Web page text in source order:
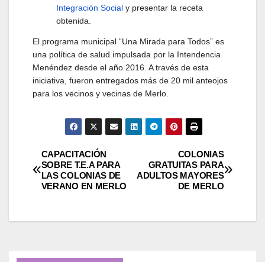
Integración Social y presentar la receta
obtenida.
El programa municipal “Una Mirada para Todos” es
una política de salud impulsada por la Intendencia
Menéndez desde el año 2016. A través de esta
iniciativa, fueron entregados más de 20 mil anteojos
para los vecinos y vecinas de Merlo.
Navegación
de
COLONIAS
GRATUITAS PARA
ADULTOS MAYORES
DE MERLO
CAPACITACIÓN
SOBRE T.E.A PARA
LAS COLONIAS DE
VERANO EN MERLO